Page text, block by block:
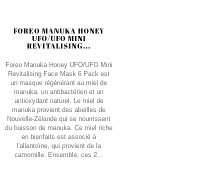
FOREO MANUKA HONEY
UFO/UFO MINI
REVITALISING...
Foreo Manuka Honey UFO/UFO Mini
Revitalising Face Mask 6 Pack est
un masque régénérant au miel de
manuka, un antibactérien et un
antioxydant naturel. Le miel de
manuka provient des abeilles de
Nouvelle-Zélande qui se nourrissent
du buisson de manuka. Ce miel riche
en bienfaits est associé à
l'allantoïne, qui provient de la
camomille. Ensemble, ces 2...